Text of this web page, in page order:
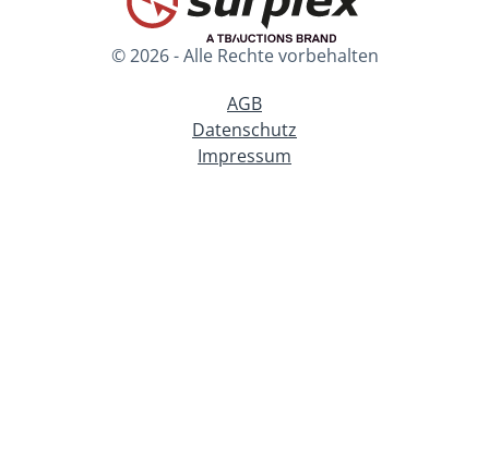
© 2026 - Alle Rechte vorbehalten
AGB
Datenschutz
Impressum